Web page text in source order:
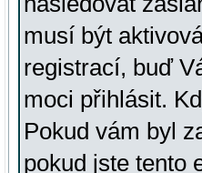
musí být
registrací, buď
moci přihlásit.
Pokud vám byl
pokud jste tento